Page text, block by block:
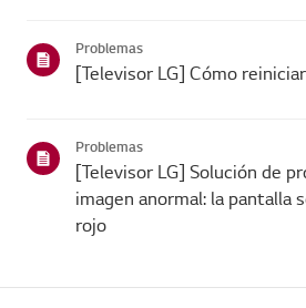
fu...
Problemas
[Televisor LG] Cómo
Problemas
[Televisor LG] Solución de
imagen anormal: la pantalla
rojo